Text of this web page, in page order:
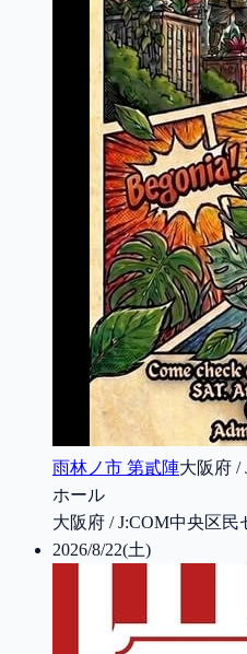
雨林ノ市 第貳陣大阪府 /
ホール
大阪府 / J:COM中央区
2026/8/22(土)